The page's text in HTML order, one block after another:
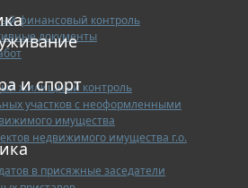
финансовый контроль
документы
жилищный контроль
участков с неоформленными
имущества
недвижимого имущества г.о.
в присяжные заседатели
и спорт